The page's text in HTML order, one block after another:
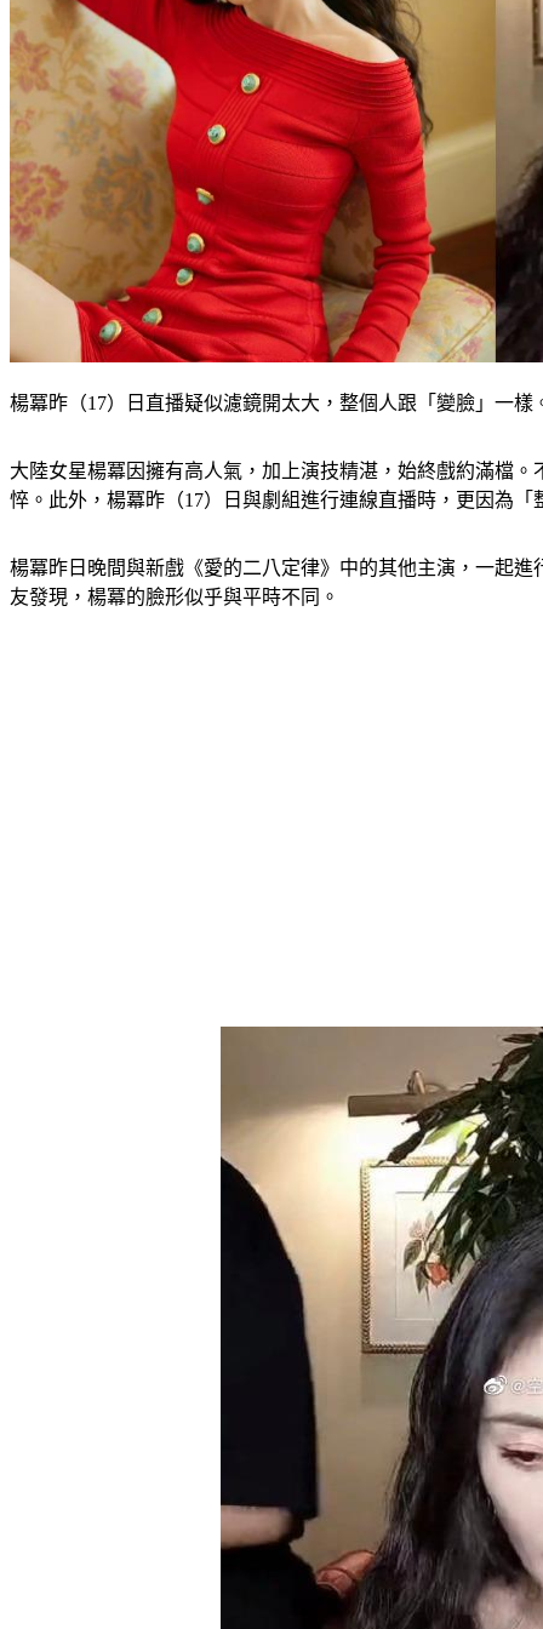
楊冪昨（17）日直播疑似濾鏡開太大，整個人跟「變臉」一樣
大陸女星楊冪因擁有高人氣，加上演技精湛，始終戲約滿檔
悴。此外，楊冪昨（17）日與劇組進行連線直播時，更因為「
楊冪昨日晚間與新戲《愛的二八定律》中的其他主演，一起
友發現，楊冪的臉形似乎與平時不同。